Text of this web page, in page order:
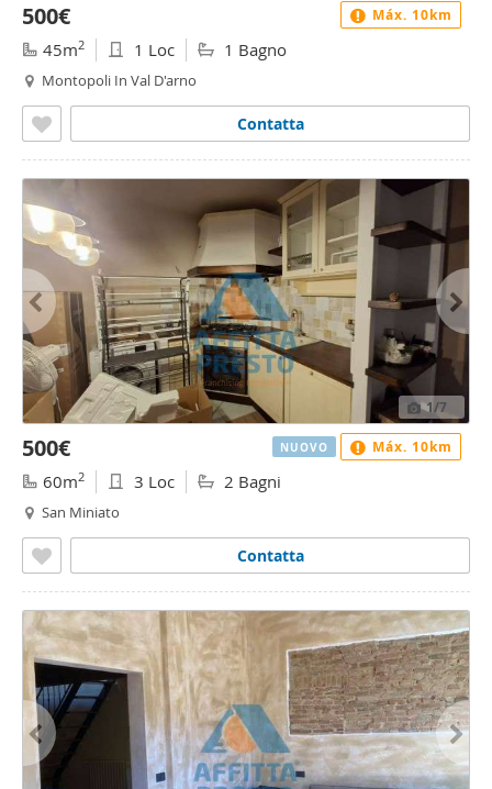
500€
45m2 1 Loc 1 Bagno
Montopoli In Val D'arno
Contatta
Máx. 10km
1/7
500€
60m2 3 Loc 2 Bagni
San Miniato
Contatta
NUOVO Máx. 10km